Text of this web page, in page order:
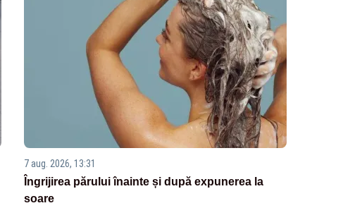
7 aug. 2026, 13:31
Îngrijirea părului înainte și după expunerea la
soare